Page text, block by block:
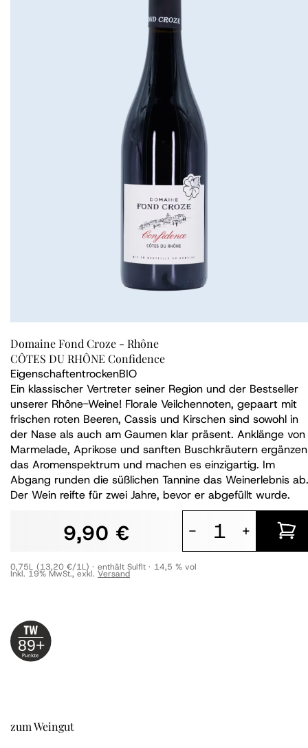
Domaine Fond Croze - Rhône
CÔTES DU RHÔNE Confidence
EigenschaftentrockenBIO
Ein klassischer Vertreter seiner Region und der Bestseller
unserer Rhône-Weine! Florale Veilchennoten, gepaart mit
frischen roten Beeren, Cassis und Kirschen sind sowohl in
der Nase als auch am Gaumen klar präsent. Anklänge von
Marmelade, Aprikose und sanften Buschkräutern ergänzen
das Aromenspektrum und machen es einzigartig. Im
Abgang runden die süßlichen Tannine das Weinerlebnis ab.
Der Wein reifte für zwei Jahre, bevor er abgefüllt wurde.
9,90 €
Inkl. 19% MwSt., exkl. Versand
- +
0,75L (13,20 €/1L) enthält Sulfit 14,5 % vol
89+
zum Weingut